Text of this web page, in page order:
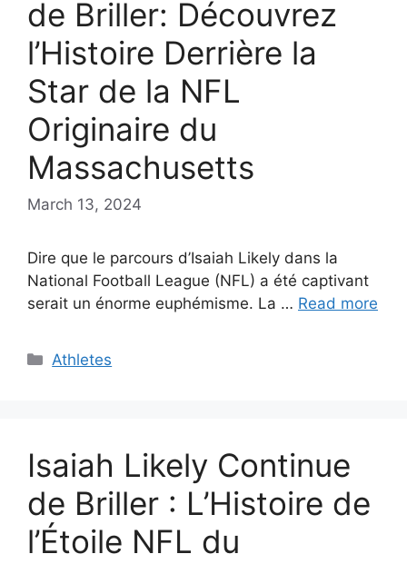
de Briller: Découvrez
l’Histoire Derrière la
Star de la NFL
Originaire du
Massachusetts
March 13, 2024
Dire que le parcours d’Isaiah Likely dans la
National Football League (NFL) a été captivant
serait un énorme euphémisme. La … Read more
Categories
Athletes
Isaiah Likely Continue
de Briller : L’Histoire de
l’Étoile NFL du